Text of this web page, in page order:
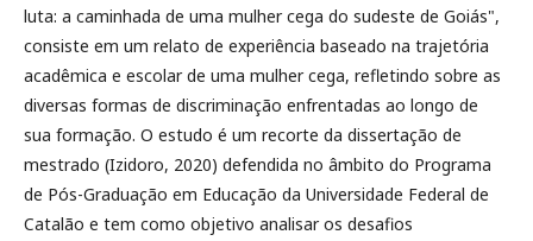
luta: a caminhada de uma mulher cega do sudeste de Goiás",
consiste em um relato de experiência baseado na trajetória
acadêmica e escolar de uma mulher cega, refletindo sobre as
diversas formas de discriminação enfrentadas ao longo de
sua formação. O estudo é um recorte da dissertação de
mestrado (Izidoro, 2020) defendida no âmbito do Programa
de Pós-Graduação em Educação da Universidade Federal de
Catalão e tem como objetivo analisar os desafios